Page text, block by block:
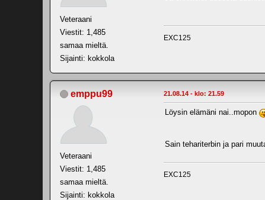
Veteraani
Viestit: 1,485
samaa mieltä.
Sijainti: kokkola
EXC125
emppu99
Veteraani
Viestit: 1,485
samaa mieltä.
Sijainti: kokkola
21.08.14 - klo: 21.59
Löysin elämäni nai..mopon
Sain tehariterbin ja pari
EXC125